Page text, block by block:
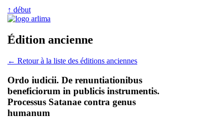
↑ début
Édition ancienne
← Retour à la liste des éditions anciennes
Ordo iudicii. De renuntiationibus
beneficiorum in publicis instrumentis.
Processus Satanae contra genus
humanum